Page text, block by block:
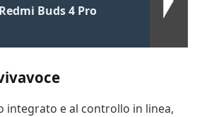
Redmi Buds 4 Pro
integrato e al controllo in linea,